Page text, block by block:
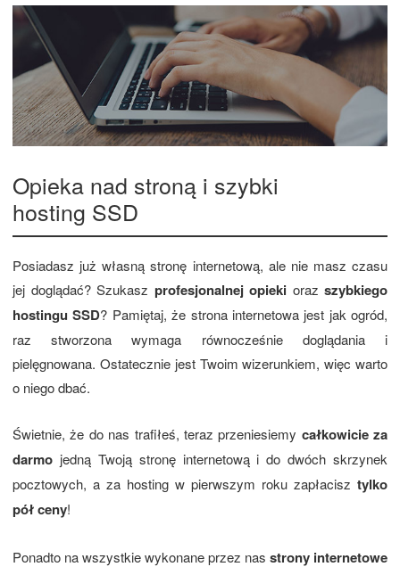
Opieka nad stroną i szybki
hosting SSD
Posiadasz już własną stronę internetową, ale nie masz czasu
jej doglądać? Szukasz profesjonalnej opieki oraz szybkiego
hostingu SSD? Pamiętaj, że strona internetowa jest jak ogród,
raz stworzona wymaga równocześnie doglądania i
pielęgnowana. Ostatecznie jest Twoim wizerunkiem, więc warto
o niego dbać.
Świetnie, że do nas trafiłeś, teraz przeniesiemy całkowicie za
darmo jedną Twoją stronę internetową i do dwóch skrzynek
pocztowych, a za hosting w pierwszym roku zapłacisz tylko
pół ceny!
Ponadto na wszystkie wykonane przez nas strony internetowe